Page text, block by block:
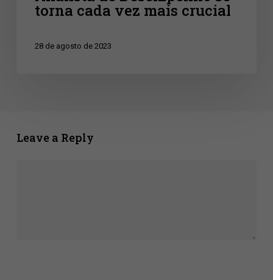
vez
torna cada vez mais crucial
28 de agosto de 2023
Leave a Reply